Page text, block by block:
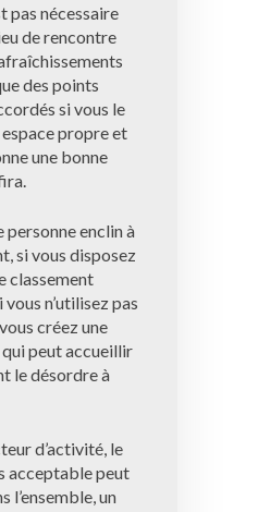
pas nécessaire
de rencontre
des points
si vous le
propre et
une bonne
personne enclin à
si vous disposez
classement
n’utilisez pas
créez une
peut accueillir
le désordre à
d’activité, le
acceptable peut
l’ensemble, un